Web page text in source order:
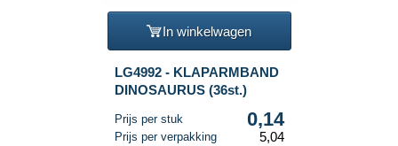
In winkelwagen
LG4992 - KLAPARMBAND
DINOSAURUS (36st.)
Prijs per stuk 0,14
Prijs per verpakking 5,04